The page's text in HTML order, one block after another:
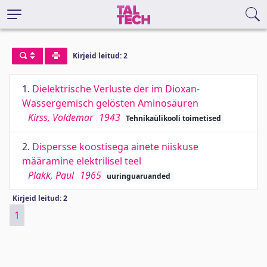
Kirjeid leitud: 2
1. Dielektrische Verluste der im Dioxan-
Wassergemisch gelösten Aminosäuren
Kirss, Voldemar 1943 Tehnikaülikooli toimetised
2. Dispersse koostisega ainete niiskuse
määramine elektrilisel teel
Plakk, Paul 1965 uuringuaruanded
Kirjeid leitud: 2
1